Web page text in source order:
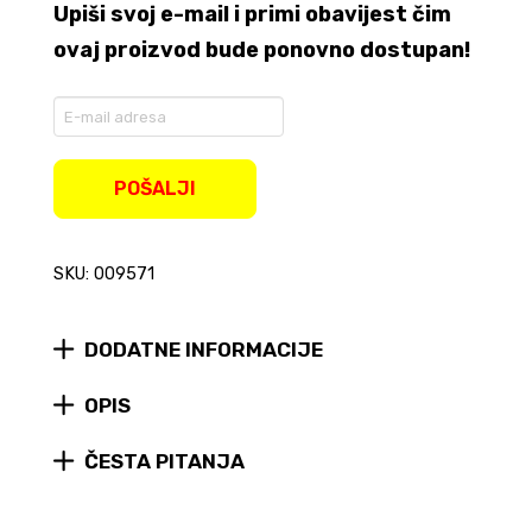
Upiši svoj e-mail i primi obavijest čim
ovaj proizvod bude ponovno dostupan!
your
waitlist
product
POŠALJI
SKU: 009571
DODATNE INFORMACIJE
OPIS
ČESTA PITANJA